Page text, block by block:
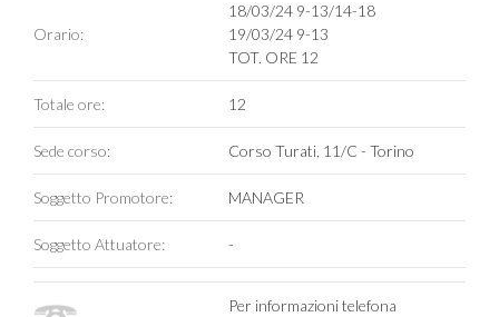
Orario:
18/03/24 9-13/14-18
19/03/24 9-13
TOT. ORE 12
Totale ore: 12
Sede corso: Corso Turati, 11/C - Torino
Soggetto Promotore: MANAGER
Soggetto Attuatore: -
Per informazioni telefona